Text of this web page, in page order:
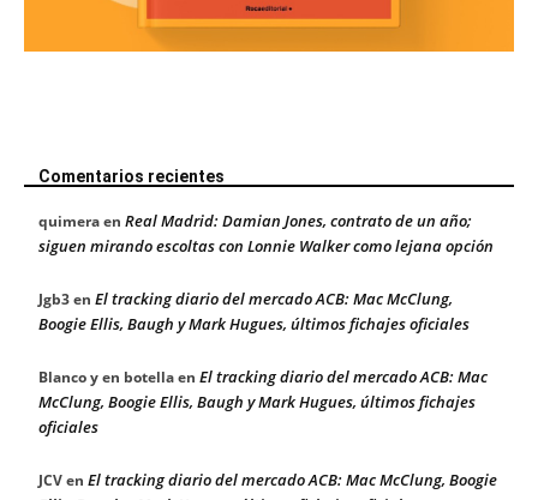
Comentarios recientes
quimeraen Real Madrid: Damian Jones, contrato de un año;
siguen mirando escoltas con Lonnie Walker como lejana opción
Jgb3en El tracking diario del mercado ACB: Mac McClung,
Boogie Ellis, Baugh y Mark Hugues, últimos fichajes oficiales
Blanco y en botellaen El tracking diario del mercado ACB: Mac
McClung, Boogie Ellis, Baugh y Mark Hugues, últimos fichajes
oficiales
JCVen El tracking diario del mercado ACB: Mac McClung, Boogie